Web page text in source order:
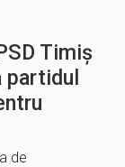
Timiș
de